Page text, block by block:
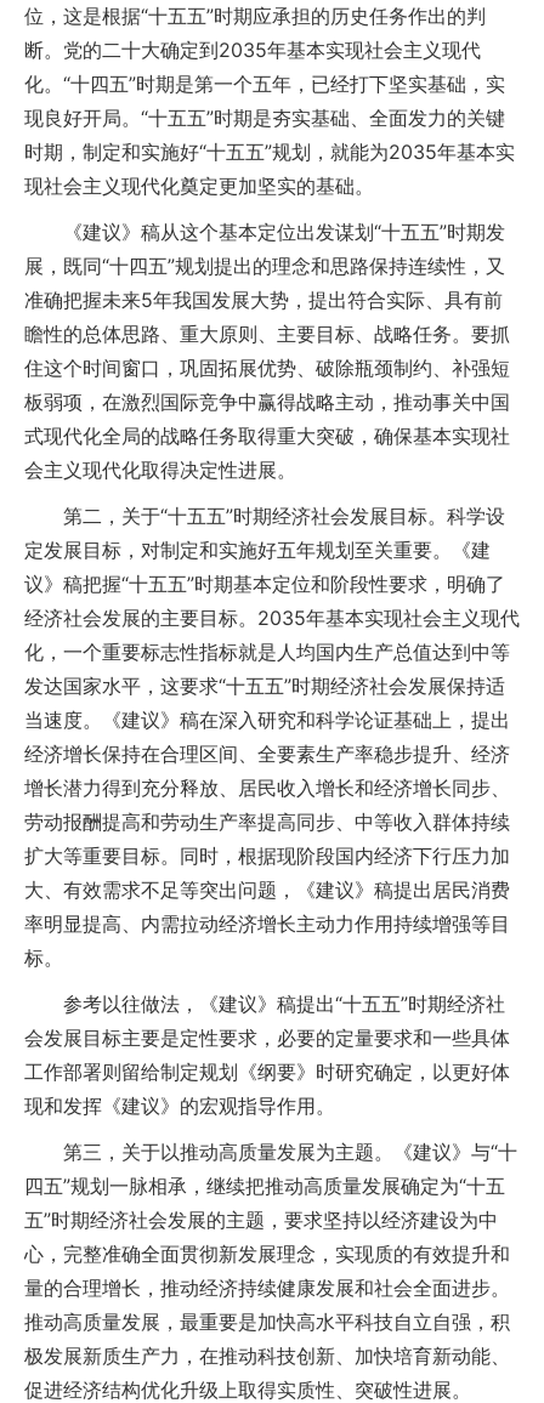
位，这是根据“十五五”时期应承担的历史任务作出的判
断。党的二十大确定到2035年基本实现社会主义现代
化。“十四五”时期是第一个五年，已经打下坚实基础，实
现良好开局。“十五五”时期是夯实基础、全面发力的关键
时期，制定和实施好“十五五”规划，就能为2035年基本实
现社会主义现代化奠定更加坚实的基础。
《建议》稿从这个基本定位出发谋划“十五五”时期发
展，既同“十四五”规划提出的理念和思路保持连续性，又
准确把握未来5年我国发展大势，提出符合实际、具有前
瞻性的总体思路、重大原则、主要目标、战略任务。要抓
住这个时间窗口，巩固拓展优势、破除瓶颈制约、补强短
板弱项，在激烈国际竞争中赢得战略主动，推动事关中国
式现代化全局的战略任务取得重大突破，确保基本实现社
会主义现代化取得决定性进展。
第二，关于“十五五”时期经济社会发展目标。科学设
定发展目标，对制定和实施好五年规划至关重要。《建
议》稿把握“十五五”时期基本定位和阶段性要求，明确了
经济社会发展的主要目标。2035年基本实现社会主义现代
化，一个重要标志性指标就是人均国内生产总值达到中等
发达国家水平，这要求“十五五”时期经济社会发展保持适
当速度。《建议》稿在深入研究和科学论证基础上，提出
经济增长保持在合理区间、全要素生产率稳步提升、经济
增长潜力得到充分释放、居民收入增长和经济增长同步、
劳动报酬提高和劳动生产率提高同步、中等收入群体持续
扩大等重要目标。同时，根据现阶段国内经济下行压力加
大、有效需求不足等突出问题，《建议》稿提出居民消费
率明显提高、内需拉动经济增长主动力作用持续增强等目
标。
参考以往做法，《建议》稿提出“十五五”时期经济社
会发展目标主要是定性要求，必要的定量要求和一些具体
工作部署则留给制定规划《纲要》时研究确定，以更好体
现和发挥《建议》的宏观指导作用。
第三，关于以推动高质量发展为主题。《建议》与“十
四五”规划一脉相承，继续把推动高质量发展确定为“十五
五”时期经济社会发展的主题，要求坚持以经济建设为中
心，完整准确全面贯彻新发展理念，实现质的有效提升和
量的合理增长，推动经济持续健康发展和社会全面进步。
推动高质量发展，最重要是加快高水平科技自立自强，积
极发展新质生产力，在推动科技创新、加快培育新动能、
促进经济结构优化升级上取得实质性、突破性进展。